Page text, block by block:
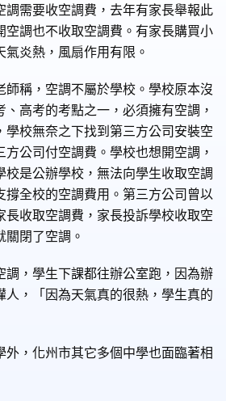
調需要收空調費，去年有家長舉報此
空調也不收取空調費。有家長購買小
炎熱，風扇作用有限。
師稱，空調不屬於學校。學校原本沒
高考的考點之一，必須擁有空調，
學校無奈之下找到第三方公司安裝空
公司付空調費。學校也想開空調，
校是公辦學校，無法向學生收取空調
撐全校的空調費用。第三方公司曾以
長收取空調費，家長投訴學校收取空
閉了空調。
調，學生下課都往辦公室跑，因為辦
人，「因為天氣真的很熱，學生真的
外，化州市其它多個中學也面臨著相